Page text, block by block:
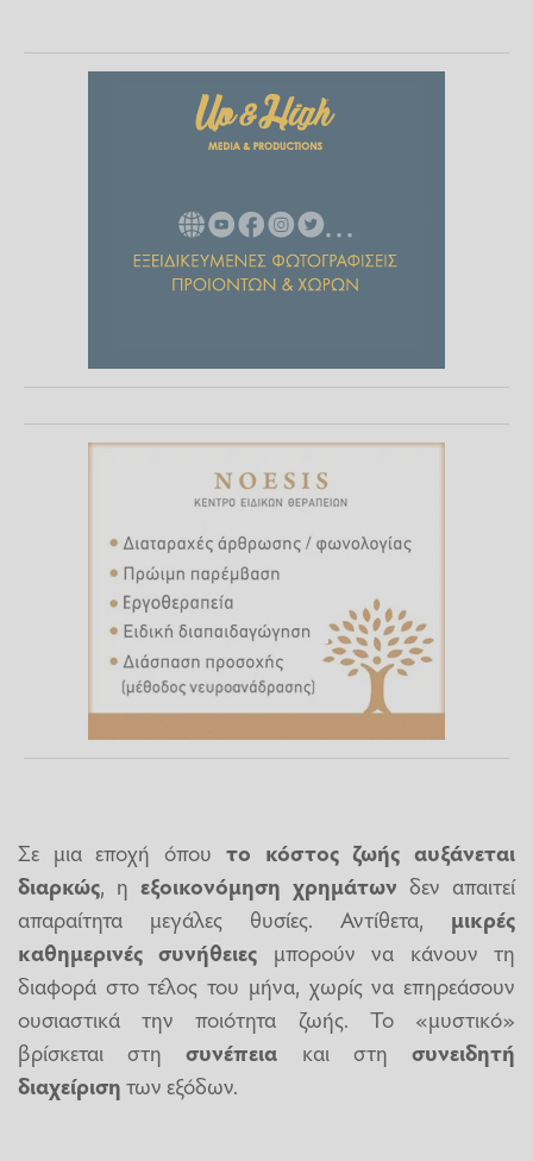
Σε μια εποχή όπου το κόστος ζωής αυξάνεται
διαρκώς, η εξοικονόμηση χρημάτων δεν απαιτεί
απαραίτητα μεγάλες θυσίες. Αντίθετα, μικρές
καθημερινές συνήθειες μπορούν να κάνουν τη
διαφορά στο τέλος του μήνα, χωρίς να επηρεάσουν
ουσιαστικά την ποιότητα ζωής. Το «μυστικό»
βρίσκεται στησυνέπεια και στησυνειδητή
διαχείρισητων εξόδων.